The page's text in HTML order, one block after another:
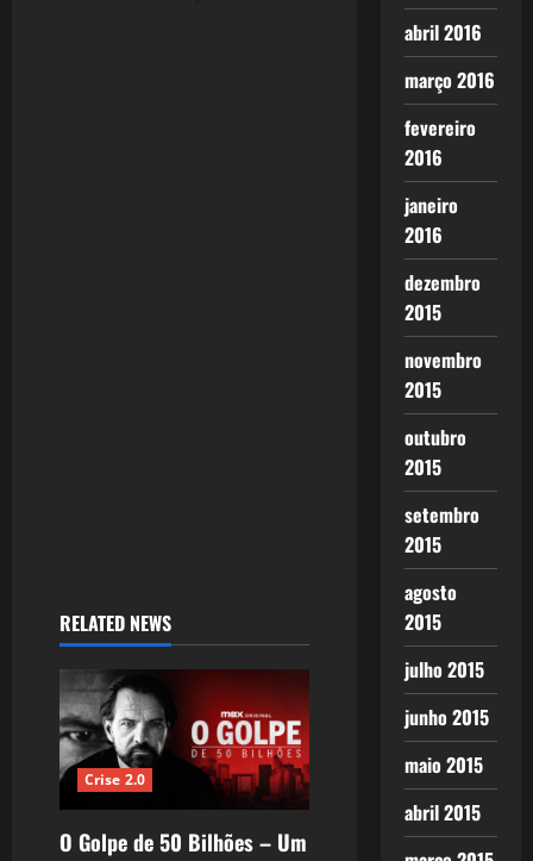
RELATED NEWS
Crise 2.0
O Golpe de 50 Bilhões – Um
abril 2016
março 2016
fevereiro
2016
janeiro
2016
dezembro
2015
novembro
2015
outubro
2015
setembro
2015
agosto
2015
julho 2015
junho 2015
maio 2015
abril 2015